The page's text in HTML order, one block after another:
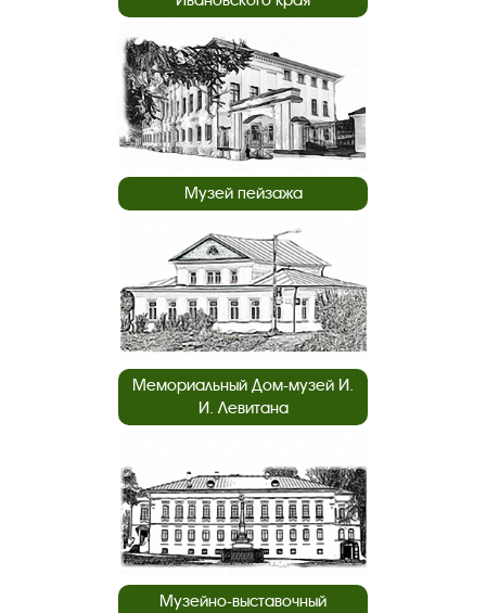
Музей пейзажа
Мемориальный Дом-музей И.
И. Левитана
Музейно-выставочный